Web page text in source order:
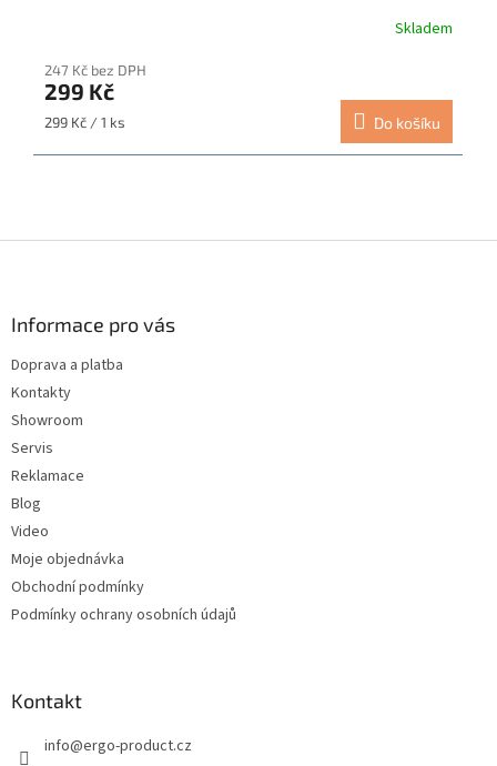
Skladem
247 Kč bez DPH
299 Kč
Měrná
299 Kč / 1 ks Do košíku
Informace pro vás
Doprava a platba
Kontakty
Showroom
Servis
Reklamace
Blog
Video
Moje objednávka
Obchodní podmínky
Podmínky ochrany osobních údajů
Kontakt
info@ergo-product.cz